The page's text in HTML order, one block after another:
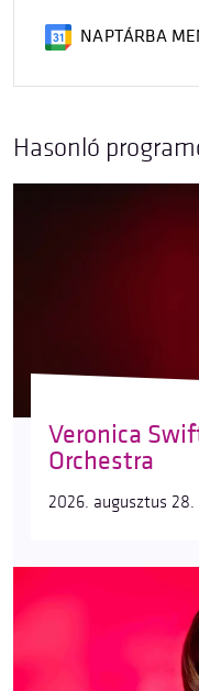
NAPTÁRBA
Hasonló
Veronica
Orchestra
2026. augusztus